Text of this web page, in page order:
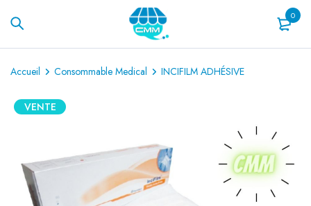
0
Accueil Consommable Medical INCIFILM ADHÉSIVE
VENTE